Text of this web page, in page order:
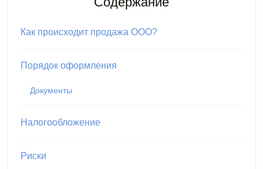
Как происходит продажа ООО?
Порядок оформления
Документы
Налогообложение
Риски